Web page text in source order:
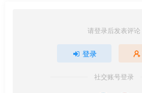
请登录后发表评论
登录
社交账号登录